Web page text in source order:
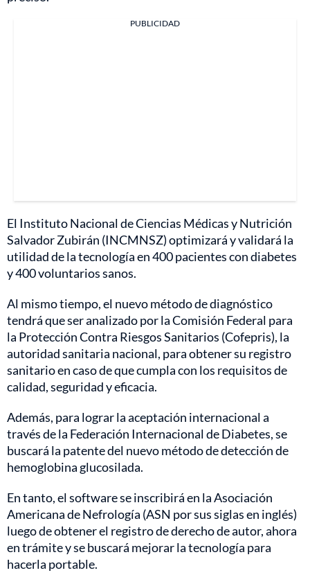
PUBLICIDAD
El Instituto Nacional de Ciencias Médicas y Nutrición
Salvador Zubirán (INCMNSZ) optimizará y validará la
utilidad de la tecnología en 400 pacientes con diabetes
y 400 voluntarios sanos.
Al mismo tiempo, el nuevo método de diagnóstico
tendrá que ser analizado por la Comisión Federal para
la Protección Contra Riesgos Sanitarios (Cofepris), la
autoridad sanitaria nacional, para obtener su registro
sanitario en caso de que cumpla con los requisitos de
calidad, seguridad y eficacia.
Además, para lograr la aceptación internacional a
través de la Federación Internacional de Diabetes, se
buscará la patente del nuevo método de detección de
hemoglobina glucosilada.
En tanto, el software se inscribirá en la Asociación
Americana de Nefrología (ASN por sus siglas en inglés)
luego de obtener el registro de derecho de autor, ahora
en trámite y se buscará mejorar la tecnología para
hacerla portable.